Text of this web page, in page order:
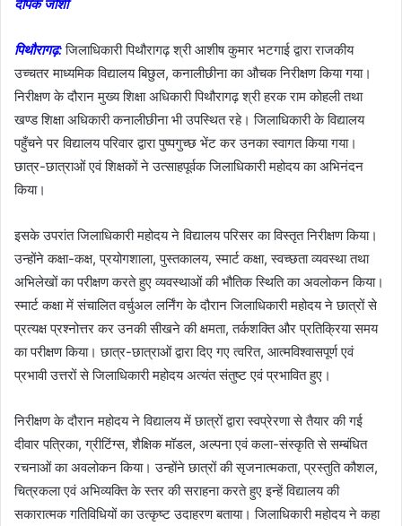
दीपक जोशी
पिथौरागढ़:जिलाधिकारी पिथौरागढ़ श्री आशीष कुमार भटगाई द्वारा राजकीय
उच्चतर माध्यमिक विद्यालय बिछुल, कनालीछीना का औचक निरीक्षण किया गया।
निरीक्षण के दौरान मुख्य शिक्षा अधिकारी पिथौरागढ़ श्री हरक राम कोहली तथा
खण्ड शिक्षा अधिकारी कनालीछीना भी उपस्थित रहे। जिलाधिकारी के विद्यालय
पहुँचने पर विद्यालय परिवार द्वारा पुष्पगुच्छ भेंट कर उनका स्वागत किया गया।
छात्र-छात्राओं एवं शिक्षकों ने उत्साहपूर्वक जिलाधिकारी महोदय का अभिनंदन
किया।
इसके उपरांत जिलाधिकारी महोदय ने विद्यालय परिसर का विस्तृत निरीक्षण किया।
उन्होंने कक्षा-कक्ष, प्रयोगशाला, पुस्तकालय, स्मार्ट कक्षा, स्वच्छता व्यवस्था तथा
अभिलेखों का परीक्षण करते हुए व्यवस्थाओं की भौतिक स्थिति का अवलोकन किया।
स्मार्ट कक्षा में संचालित वर्चुअल लर्निंग के दौरान जिलाधिकारी महोदय ने छात्रों से
प्रत्यक्ष प्रश्नोत्तर कर उनकी सीखने की क्षमता, तर्कशक्ति और प्रतिक्रिया समय
का परीक्षण किया। छात्र-छात्राओं द्वारा दिए गए त्वरित, आत्मविश्वासपूर्ण एवं
प्रभावी उत्तरों से जिलाधिकारी महोदय अत्यंत संतुष्ट एवं प्रभावित हुए।
निरीक्षण के दौरान महोदय ने विद्यालय में छात्रों द्वारा स्वप्रेरणा से तैयार की गई
दीवार पत्रिका, ग्रीटिंग्स, शैक्षिक मॉडल, अल्पना एवं कला-संस्कृति से सम्बंधित
रचनाओं का अवलोकन किया। उन्होंने छात्रों की सृजनात्मकता, प्रस्तुति कौशल,
चित्रकला एवं अभिव्यक्ति के स्तर की सराहना करते हुए इन्हें विद्यालय की
सकारात्मक गतिविधियों का उत्कृष्ट उदाहरण बताया। जिलाधिकारी महोदय ने कहा